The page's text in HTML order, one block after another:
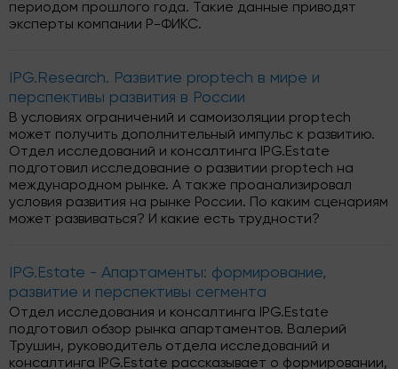
периодом прошлого года. Такие данные приводят
эксперты компании Р-ФИКС.
IPG.Research. Развитие proptech в мире и
перспективы развития в России
В условиях ограничений и самоизоляции proptech
может получить дополнительный импульс к развитию.
Отдел исследований и консалтинга IPG.Estate
подготовил исследование о развитии proptech на
международном рынке. А также проанализировал
условия развития на рынке России. По каким сценариям
может развиваться? И какие есть трудности?
IPG.Estate - Апартаменты: формирование,
развитие и перспективы сегмента
Отдел исследования и консалтинга IPG.Estate
подготовил обзор рынка апартаментов. Валерий
Трушин, руководитель отдела исследований и
консалтинга IPG.Estate рассказывает о формировании,